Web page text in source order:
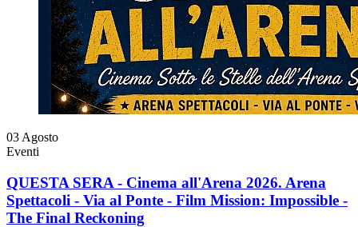
03 Agosto
Eventi
QUESTA SERA - Cinema all'Arena 2026. Arena
Spettacoli - Via al Ponte - Film Mission: Impossible -
The Final Reckoning